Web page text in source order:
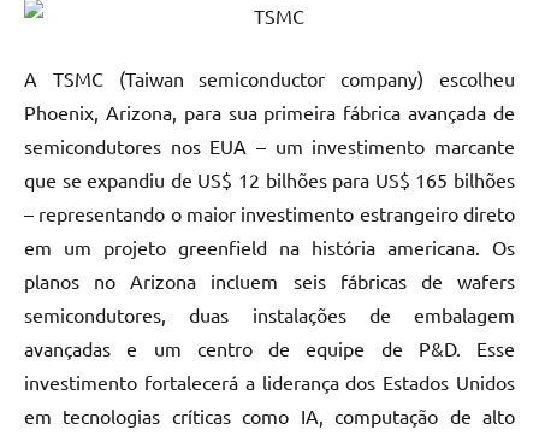
A TSMC (Taiwan semiconductor company)
escolheu
Phoenix Arizona, para sua primeira fábrica avançada de
semicondutores nos EUA – um investimento marcante
que se expandiu de US$ 12 bilhões para US$ 165 bilhões
– representando o maior investimento estrangeiro direto
em um projeto greenfield na história americana
Os
planos
no Arizona incluem seis fábricasdewafers
semicondutores
duas instalações de
embalagem
avançadas
e um centro de equipe de P&D.
Esse
investimento fortalecerá a liderança dos Estados Unidos
em tecnologias críticas como IA computação de alto